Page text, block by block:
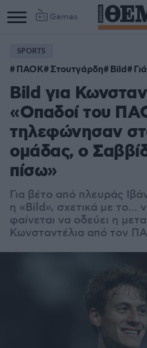
Games
SPORTS
ΠΑΟΚ Στουτγάρδη Bild
Bild για
«Οπαδοί του
τηλεφώνησαν
ομάδας, ο
πίσω»
Για βέτο από πλευράς
η «Bild», σχετικά με το...
φαίνεται να οδεύει η
Κωνσταντέλια από τον